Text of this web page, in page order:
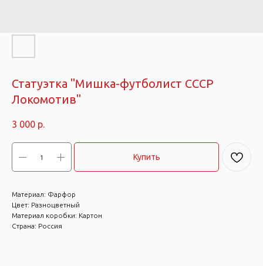
Статуэтка "Мишка-футболист СССР
Локомотив"
3 000 р.
Купить
Материал: Фарфор
Цвет: Разноцветный
Материал коробки: Картон
Страна: Россия